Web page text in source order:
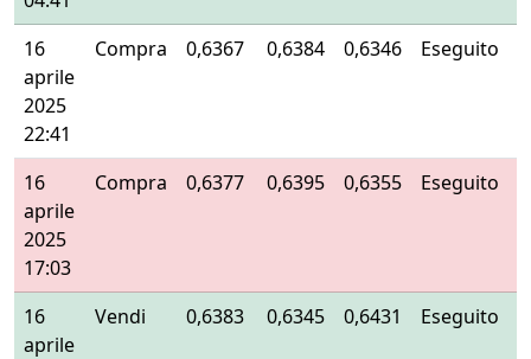
16
aprile
2025
22:41
Compra 0,6367 0,6384 0,6346 Eseguito
16
aprile
2025
17:03
Compra 0,6377 0,6395 0,6355 Eseguito
16
aprile
Vendi 0,6383 0,6345 0,6431 Eseguito